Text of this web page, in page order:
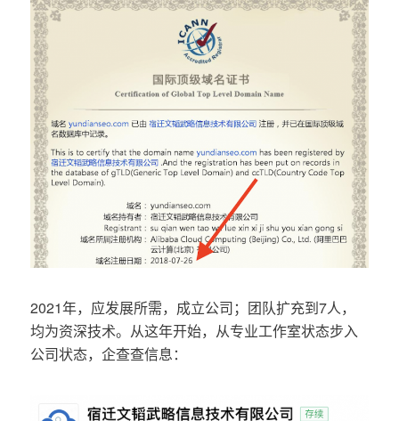
2021年，应发展所需，成立公司；团队扩充到7人，
均为资深技术。从这年开始，从专业工作室状态步入
公司状态，企查查信息：